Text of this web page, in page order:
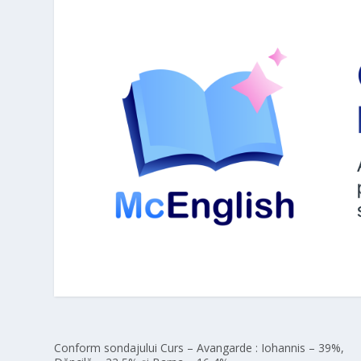
Conform sondajului Curs – Avangarde : Iohannis – 39%,